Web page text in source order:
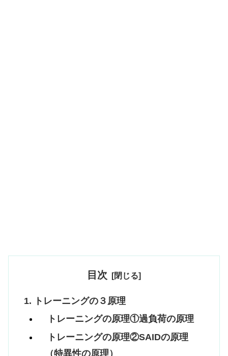
目次
トレーニングの３原理
トレーニングの原理①過負荷の原理
トレーニングの原理②SAIDの原理
（特異性の原理）